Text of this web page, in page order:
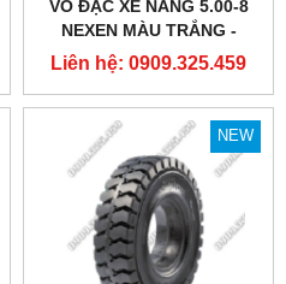
VỎ ĐẶC XE NÂNG 5.00-8
NEXEN MÀU TRẮNG -
SUTECH VIỆT NAM
Liên hệ: 0909.325.459
NEW